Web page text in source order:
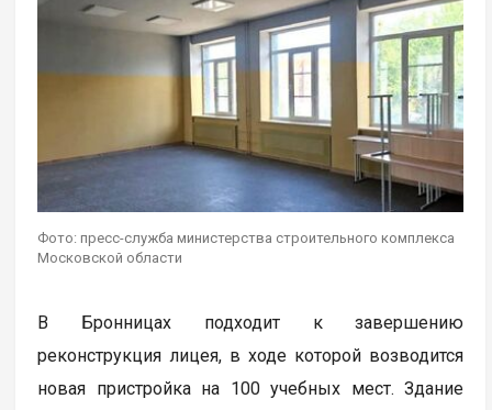
Фото: пресс-служба министерства строительного комплекса
Московской области
В Бронницах подходит к завершению
реконструкция лицея, в ходе которой возводится
новая пристройка на 100 учебных мест. Здание